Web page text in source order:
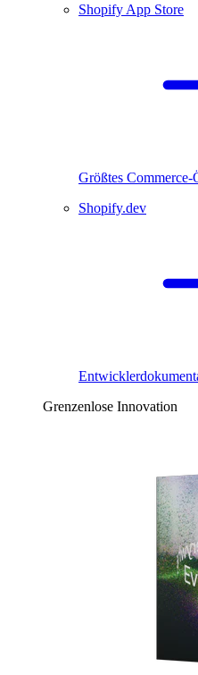
Shopify App Store
Größtes Commerce-
Shopify.dev
Grenzenlose Innovation